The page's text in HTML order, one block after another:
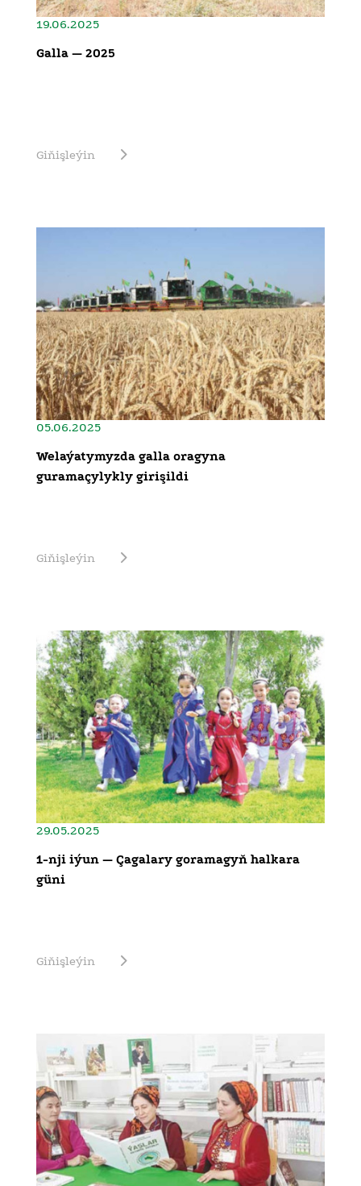
19.06.2025
Galla — 2025
Giňişleýin
05.06.2025
Welaýatymyzda galla oragyna
guramaçylykly girişildi
Giňişleýin
29.05.2025
1-nji iýun — Çagalary goramagyň halkara
güni
Giňişleýin